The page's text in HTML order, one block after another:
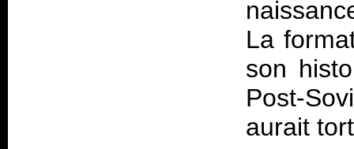
La
son
Post-
aurait